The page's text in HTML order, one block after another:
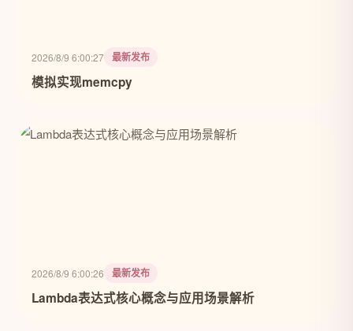
2026/8/9 6:00:27 最新发布
模拟实现memcpy
2026/8/9 6:00:26 最新发布
Lambda表达式核心概念与应用场景解析